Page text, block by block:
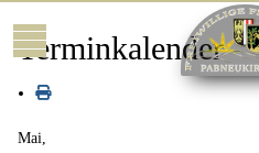
Mobile Menu Toggle
Terminkalender
Mai,